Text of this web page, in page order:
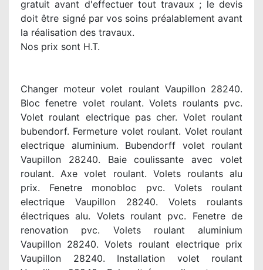
gratuit avant d'effectuer tout travaux ; le devis
doit être signé par vos soins préalablement avant
la réalisation des travaux.
Nos prix sont H.T.
Changer moteur volet roulant Vaupillon 28240.
Bloc fenetre volet roulant. Volets roulants pvc.
Volet roulant electrique pas cher. Volet roulant
bubendorf. Fermeture volet roulant. Volet roulant
electrique aluminium. Bubendorff volet roulant
Vaupillon 28240. Baie coulissante avec volet
roulant. Axe volet roulant. Volets roulants alu
prix. Fenetre monobloc pvc. Volets roulant
electrique Vaupillon 28240. Volets roulants
électriques alu. Volets roulant pvc. Fenetre de
renovation pvc. Volets roulant aluminium
Vaupillon 28240. Volets roulant electrique prix
Vaupillon 28240. Installation volet roulant